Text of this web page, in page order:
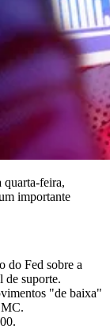
feira,
importante
do Fed sobre a
de suporte.
"de baixa"